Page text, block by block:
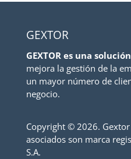
GEXTOR
GEXTOR es una
mejora la gestión de la
un mayor número de
negocio.
Copyright © 2026.
asociados son marca
S.A.